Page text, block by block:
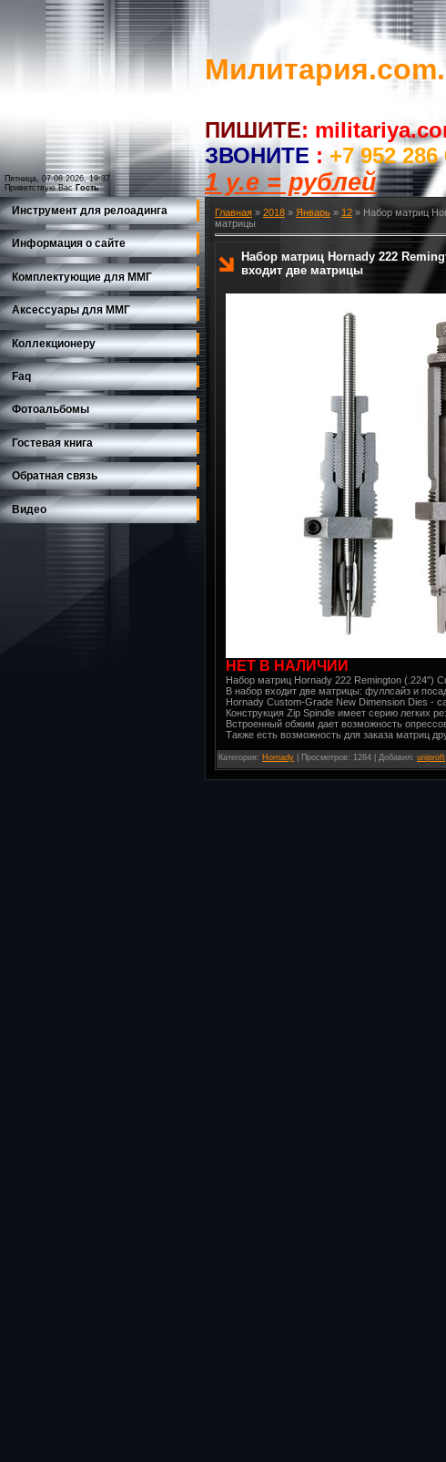
Пятница, 07.08.2026, 19:37
Приветствую Вас Гость
ПИШИТЕ:
ЗВОНИТЕ : +7 952 286
1 у.е = рублей
Инструмент для релоадинга
Информация о сайте
Комплектующие для ММГ
Аксессуары для ММГ
Коллекционеру
Faq
Фотоальбомы
Гостевая книга
Обратная связь
Видео
Главная » 2018 » Январь » 12 » Набор матриц
матрицы
Набор матриц Hornady 222
входит две матрицы
НЕТ В НАЛИЧИИ
Набор матриц Hornady 222 Remington (.224")
В набор входит две матрицы: фуллсайз и
Hornady Custom-Grade New Dimension Dies -
Конструкция Zip Spindle имеет серию легких
Встроенный обжим дает возможность
Также есть возможность для заказа матриц
Категория: Hornady Просмотров: 1284 | Добавил: uniproft